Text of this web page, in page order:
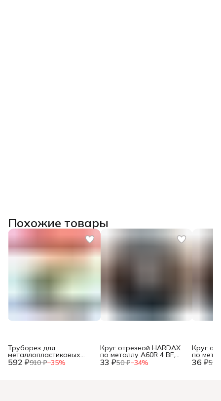
Похожие товары
592 ₽910 ₽−35%
Труборез для
металлопластиковых
труб, до 42мм, (шт.) 33 ₽50 ₽−34%
Круг отрезной HARDAX
по металлу A60R 4 BF,
125 х 1,2 х 22 мм, (шт.) 36 ₽55
Круг
по
125 х